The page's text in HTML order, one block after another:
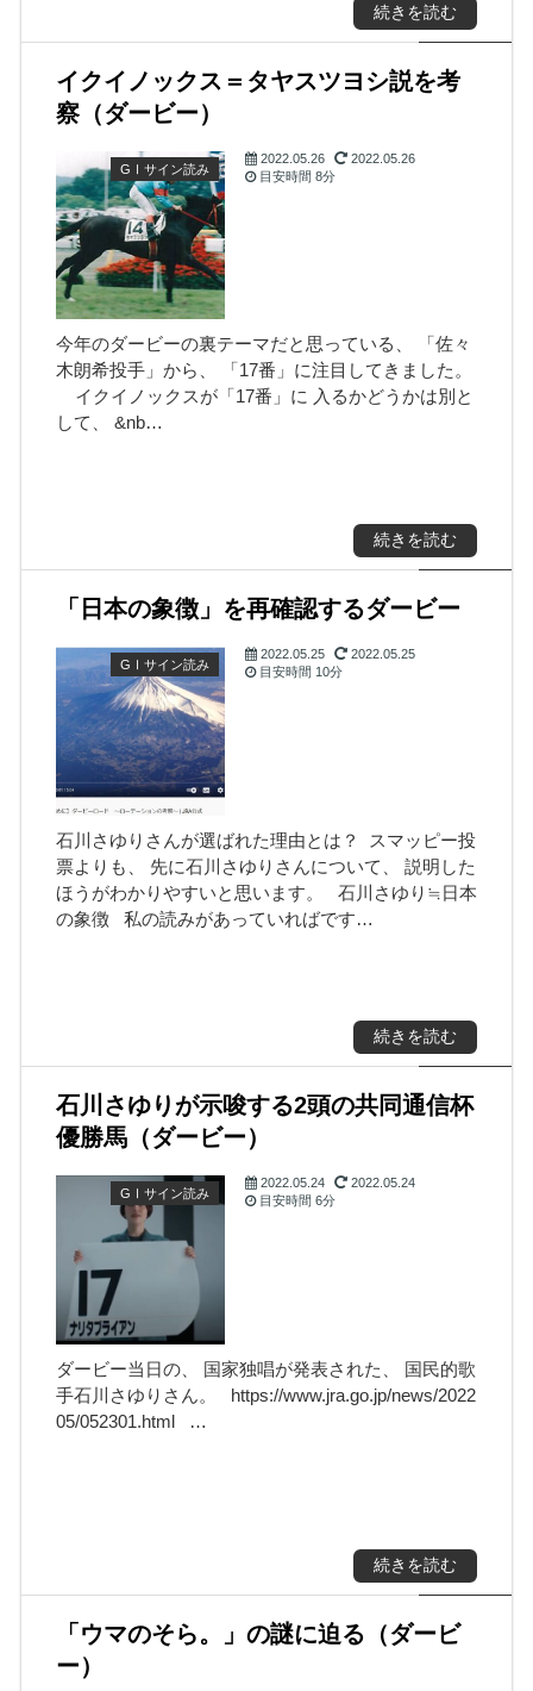
続きを読む
イクイノックス＝タヤスツヨシ説を考
察（ダービー）
GⅠサイン読み
2022.05.26
2022.05.26
目安時間8分
今年のダービーの裏テーマだと思っている、 「佐々
木朗希投手」から、 「17番」に注目してきました。
イクイノックスが「17番」に 入るかどうかは別と
して、 &nb…
続きを読む
「日本の象徴」を再確認するダービー
GⅠサイン読み
2022.05.25
2022.05.25
目安時間 10分
石川さゆりさんが選ばれた理由とは？ スマッピー投
票よりも、 先に石川さゆりさんについて、 説明した
ほうがわかりやすいと思います。 石川さゆり≒日本
の象徴 私の読みがあっていればです…
続きを読む
石川さゆりが示唆する2頭の共同通信杯
優勝馬（ダービー）
GⅠサイン読み
2022.05.24
2022.05.24
目安時間6分
ダービー当日の、 国家独唱が発表された、 国民的歌
手石川さゆりさん。 https://www.jra.go.jp/news/2022
05/052301.html …
続きを読む
「ウマのそら。」の謎に迫る（ダービ
ー）